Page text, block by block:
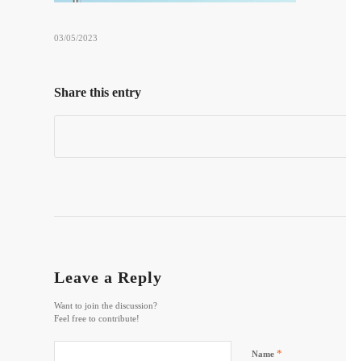
03/05/2023
Share this entry
Leave a Reply
Want to join the discussion?
Feel free to contribute!
Name *